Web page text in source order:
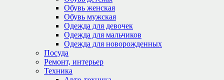
Обувь женская
Обувь мужская
Одежда для девочек
Одежда для мальчиков
Одежда для новорожденных
Посуда
Ремонт, интерьер
Техника